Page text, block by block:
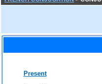
Present